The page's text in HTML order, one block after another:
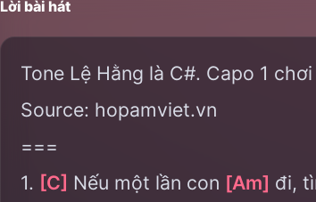
Lời bài hát
Tone Lệ Hằng là C#. Capo 1 chơi
Source: hopamviet.vn
===
1. [C] Nếu một lần con [Am] đi,